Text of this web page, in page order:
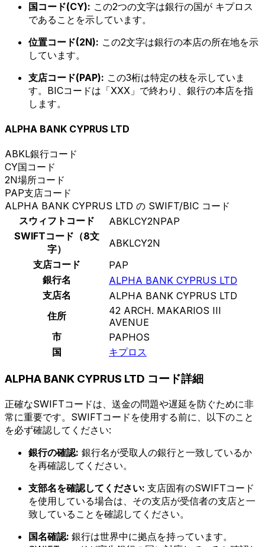
国コード(CY): この2つの文字は銀行の国が キプロス
であることを示しています。
位置コード(2N): この2文字は銀行の本店の所在地を示
しています。
支店コード(PAP): この3桁は特定の枝を示していま
す。BICコードは「XXX」で終わり、銀行の本店を指
します。
ALPHA BANK CYPRUS LTD
ABKL銀行コード
CY国コード
2N場所コード
PAP支店コード
ALPHA BANK CYPRUS LTD の SWIFT/BIC コード
スウィフトコード
ABKLCY2NPAP
SWIFTコード（8文
字）
ABKLCY2N
支店コード
PAP
銀行名
ALPHA BANK CYPRUS LTD
支店名
ALPHA BANK CYPRUS LTD
住所
42 ARCH. MAKARIOS III
AVENUE
市
PAPHOS
国
キプロス
ALPHA BANK CYPRUS LTD コード詳細
正確なSWIFTコードは、送金の問題や遅延を防ぐために非
常に重要です。SWIFTコードを使用する前に、以下のこと
を必ず確認してください:
銀行の確認: 銀行名が受取人の銀行と一致しているか
を再確認してください。
支部名を確認してください: 支店固有のSWIFTコード
を使用している場合は、その支店が受信者の支店と一
致していることを確認してください。
国名確認: 銀行は世界中に拠点を持っています。